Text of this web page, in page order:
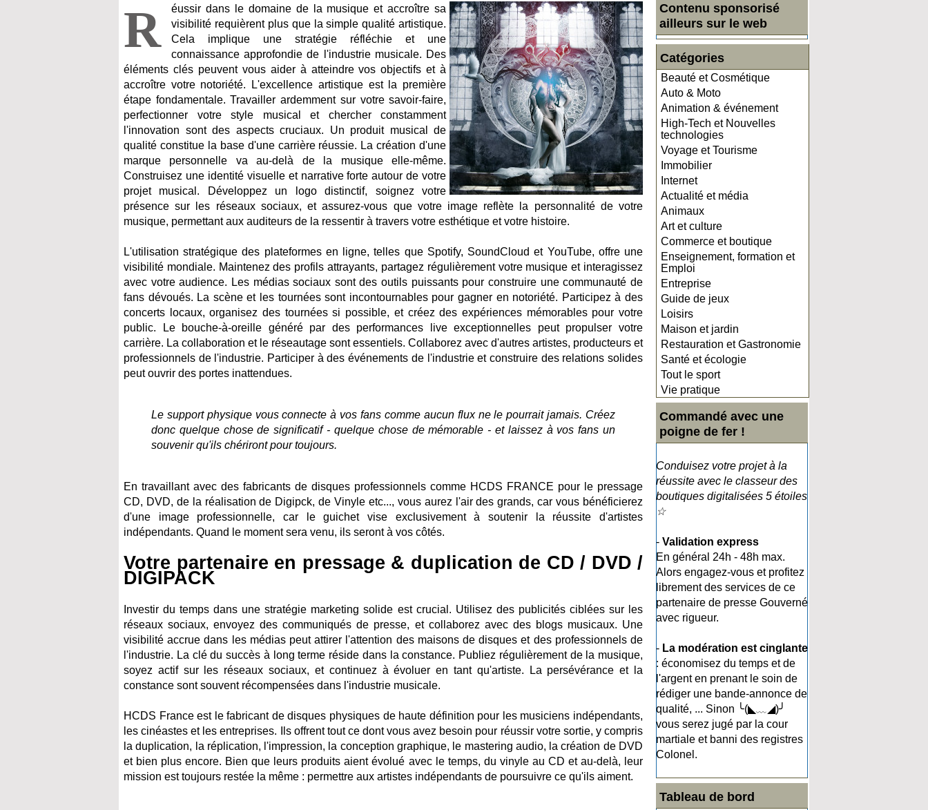
Contenu sponsorisé
ailleurs sur le web
Catégories
Beauté et Cosmétique
Auto & Moto
Animation & événement
High-Tech et Nouvelles
technologies
Voyage et Tourisme
Immobilier
Internet
Actualité et média
Animaux
Art et culture
Commerce et boutique
Enseignement, formation et
Emploi
Entreprise
Guide de jeux
Loisirs
Maison et jardin
Restauration et Gastronomie
Santé et écologie
Tout le sport
Vie pratique
Commandé avec une
poigne de fer !
Conduisez votre projet à la
réussite avec le classeur des
boutiques digitalisées 5 étoiles
☆
- Validation express
En général 24h - 48h max.
Alors engagez-vous et profitez
librement des services de ce
partenaire de presse Gouverné
avec rigueur.
- La modération est cinglante
: économisez du temps et de
l'argent en prenant le soin de
rédiger une bande-annonce de
qualité, ... Sinon ╰(◣﹏◢)╯
vous serez jugé par la cour
martiale et banni des registres
Colonel.
Tableau de bord
R
éussir dans le domaine de la musique et accroître sa
visibilité requièrent plus que la simple qualité artistique.
Cela implique une stratégie réfléchie et une
connaissance approfondie de l'industrie musicale. Des
éléments clés peuvent vous aider à atteindre vos objectifs et à
accroître votre notoriété. L'excellence artistique est la première
étape fondamentale. Travailler ardemment sur votre savoir-faire,
perfectionner votre style musical et chercher constamment
l'innovation sont des aspects cruciaux. Un produit musical de
qualité constitue la base d'une carrière réussie. La création d'une
marque personnelle va au-delà de la musique elle-même.
Construisez une identité visuelle et narrative forte autour de votre
projet musical. Développez un logo distinctif, soignez votre
présence sur les réseaux sociaux, et assurez-vous que votre image reflète la personnalité de votre
musique, permettant aux auditeurs de la ressentir à travers votre esthétique et votre histoire.
L'utilisation stratégique des plateformes en ligne, telles que Spotify, SoundCloud et YouTube, offre une
visibilité mondiale. Maintenez des profils attrayants, partagez régulièrement votre musique et interagissez
avec votre audience. Les médias sociaux sont des outils puissants pour construire une communauté de
fans dévoués. La scène et les tournées sont incontournables pour gagner en notoriété. Participez à des
concerts locaux, organisez des tournées si possible, et créez des expériences mémorables pour votre
public. Le bouche-à-oreille généré par des performances live exceptionnelles peut propulser votre
carrière. La collaboration et le réseautage sont essentiels. Collaborez avec d'autres artistes, producteurs et
professionnels de l'industrie. Participer à des événements de l'industrie et construire des relations solides
peut ouvrir des portes inattendues.
Le support physique vous connecte à vos fans comme aucun flux ne le pourrait jamais. Créez
donc quelque chose de significatif - quelque chose de mémorable - et laissez à vos fans un
souvenir qu'ils chériront pour toujours.
En travaillant avec des fabricants de disques professionnels comme HCDS FRANCE pour le pressage
CD, DVD, de la réalisation de Digipck, de Vinyle etc..., vous aurez l'air des grands, car vous bénéficierez
d'une image professionnelle, car le guichet vise exclusivement à soutenir la réussite d'artistes
indépendants. Quand le moment sera venu, ils seront à vos côtés.
Votre partenaire en pressage & duplication de CD / DVD /
DIGIPACK
Investir du temps dans une stratégie marketing solide est crucial. Utilisez des publicités ciblées sur les
réseaux sociaux, envoyez des communiqués de presse, et collaborez avec des blogs musicaux. Une
visibilité accrue dans les médias peut attirer l'attention des maisons de disques et des professionnels de
l'industrie. La clé du succès à long terme réside dans la constance. Publiez régulièrement de la musique,
soyez actif sur les réseaux sociaux, et continuez à évoluer en tant qu'artiste. La persévérance et la
constance sont souvent récompensées dans l'industrie musicale.
HCDS France est le fabricant de disques physiques de haute définition pour les musiciens indépendants,
les cinéastes et les entreprises. Ils offrent tout ce dont vous avez besoin pour réussir votre sortie, y compris
la duplication, la réplication, l'impression, la conception graphique, le mastering audio, la création de DVD
et bien plus encore. Bien que leurs produits aient évolué avec le temps, du vinyle au CD et au-delà, leur
mission est toujours restée la même : permettre aux artistes indépendants de poursuivre ce qu'ils aiment.